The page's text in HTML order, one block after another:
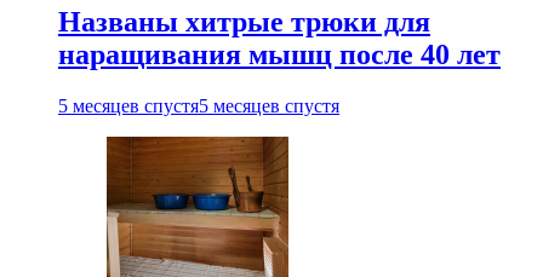
Названы хитрые трюки для
наращивания мышц после 40 лет
5 месяцев спустя5 месяцев спустя